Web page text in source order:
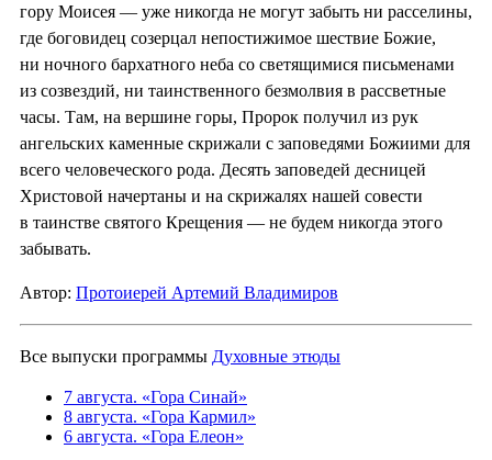
гору Моисея — уже никогда не могут забыть ни расселины,
где боговидец созерцал непостижимое шествие Божие,
ни ночного бархатного неба со светящимися письменами
из созвездий, ни таинственного безмолвия в рассветные
часы. Там, на вершине горы, Пророк получил из рук
ангельских каменные скрижали с заповедями Божиими для
всего человеческого рода. Десять заповедей десницей
Христовой начертаны и на скрижалях нашей совести
в таинстве святого Крещения — не будем никогда этого
забывать.
Автор: Протоиерей Артемий Владимиров
Все выпуски программы Духовные этюды
7 августа. «Гора Синай»
8 августа. «Гора Кармил»
6 августа. «Гора Елеон»